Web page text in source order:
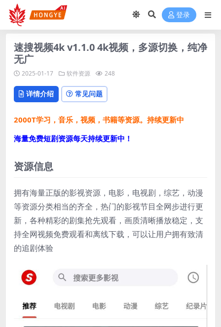
登录
速搜视频4k v1.1.0 4k视频，多源切换，纯净
无广
2025-01-17 软件资源 248
详情介绍 常见问题
2000T学习，音乐，视频，书籍等资源。持续更新中
海量免费短剧资源每天持续更新中！
资源信息
拥有海量正版的影视资源，电影，电视剧，综艺，动漫
等资源分类相当的齐全，热门的影视节目全网步进行更
新，各种精彩的剧集抢先观看，画质清晰播放稳定，支
持全网视频免费观看和离线下载，可以让用户拥有致清
的追剧体验